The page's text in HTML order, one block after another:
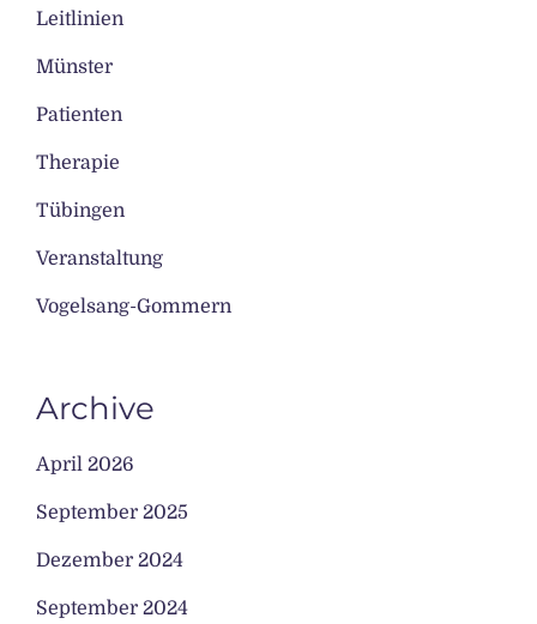
Leitlinien
Münster
Patienten
Therapie
Tübingen
Veranstaltung
Vogelsang-Gommern
Archive
April 2026
September 2025
Dezember 2024
September 2024